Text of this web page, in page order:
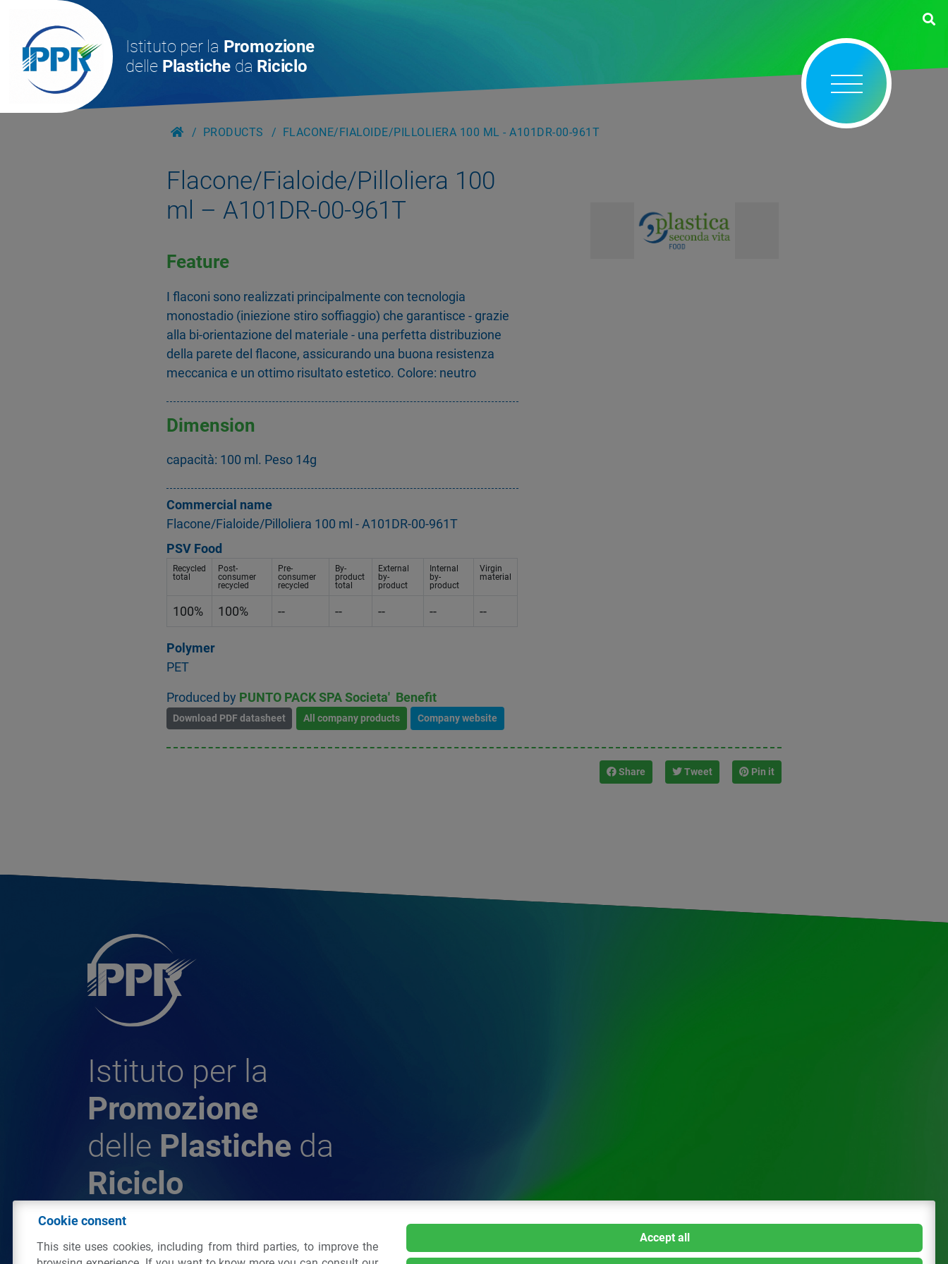
Istituto per la Promozione
delle Plastiche da Riciclo
PRODUCTS FLACONE/FIALOIDE/PILLOLIERA 100 ML - A101DR-00-961T
Flacone/Fialoide/Pilloliera 100
ml – A101DR-00-961T
Feature
I flaconi sono realizzati principalmente con tecnologia
monostadio (iniezione stiro soffiaggio) che garantisce - grazie
alla bi-orientazione del materiale - una perfetta distribuzione
della parete del flacone, assicurando una buona resistenza
meccanica e un ottimo risultato estetico. Colore: neutro
Dimension
capacità: 100 ml. Peso 14g
Commercial name
Flacone/Fialoide/Pilloliera 100 ml - A101DR-00-961T
PSV Food
Recycled
total
Post-
consumer
recycled
Pre-
consumer
recycled
By-
product
total
External
by-
product
Internal
by-
product
Virgin
material
100% 100% -- -- -- -- --
Polymer
PET
Produced by PUNTO PACK SPA Societa' Benefit
Download PDF datasheet All company products Company website
Share Tweet Pin it
Istituto per la
Promozione
delle Plastiche da
Riciclo
da Riciclo
Cookie consent
This site uses cookies, including from third parties, to improve the
Accept all